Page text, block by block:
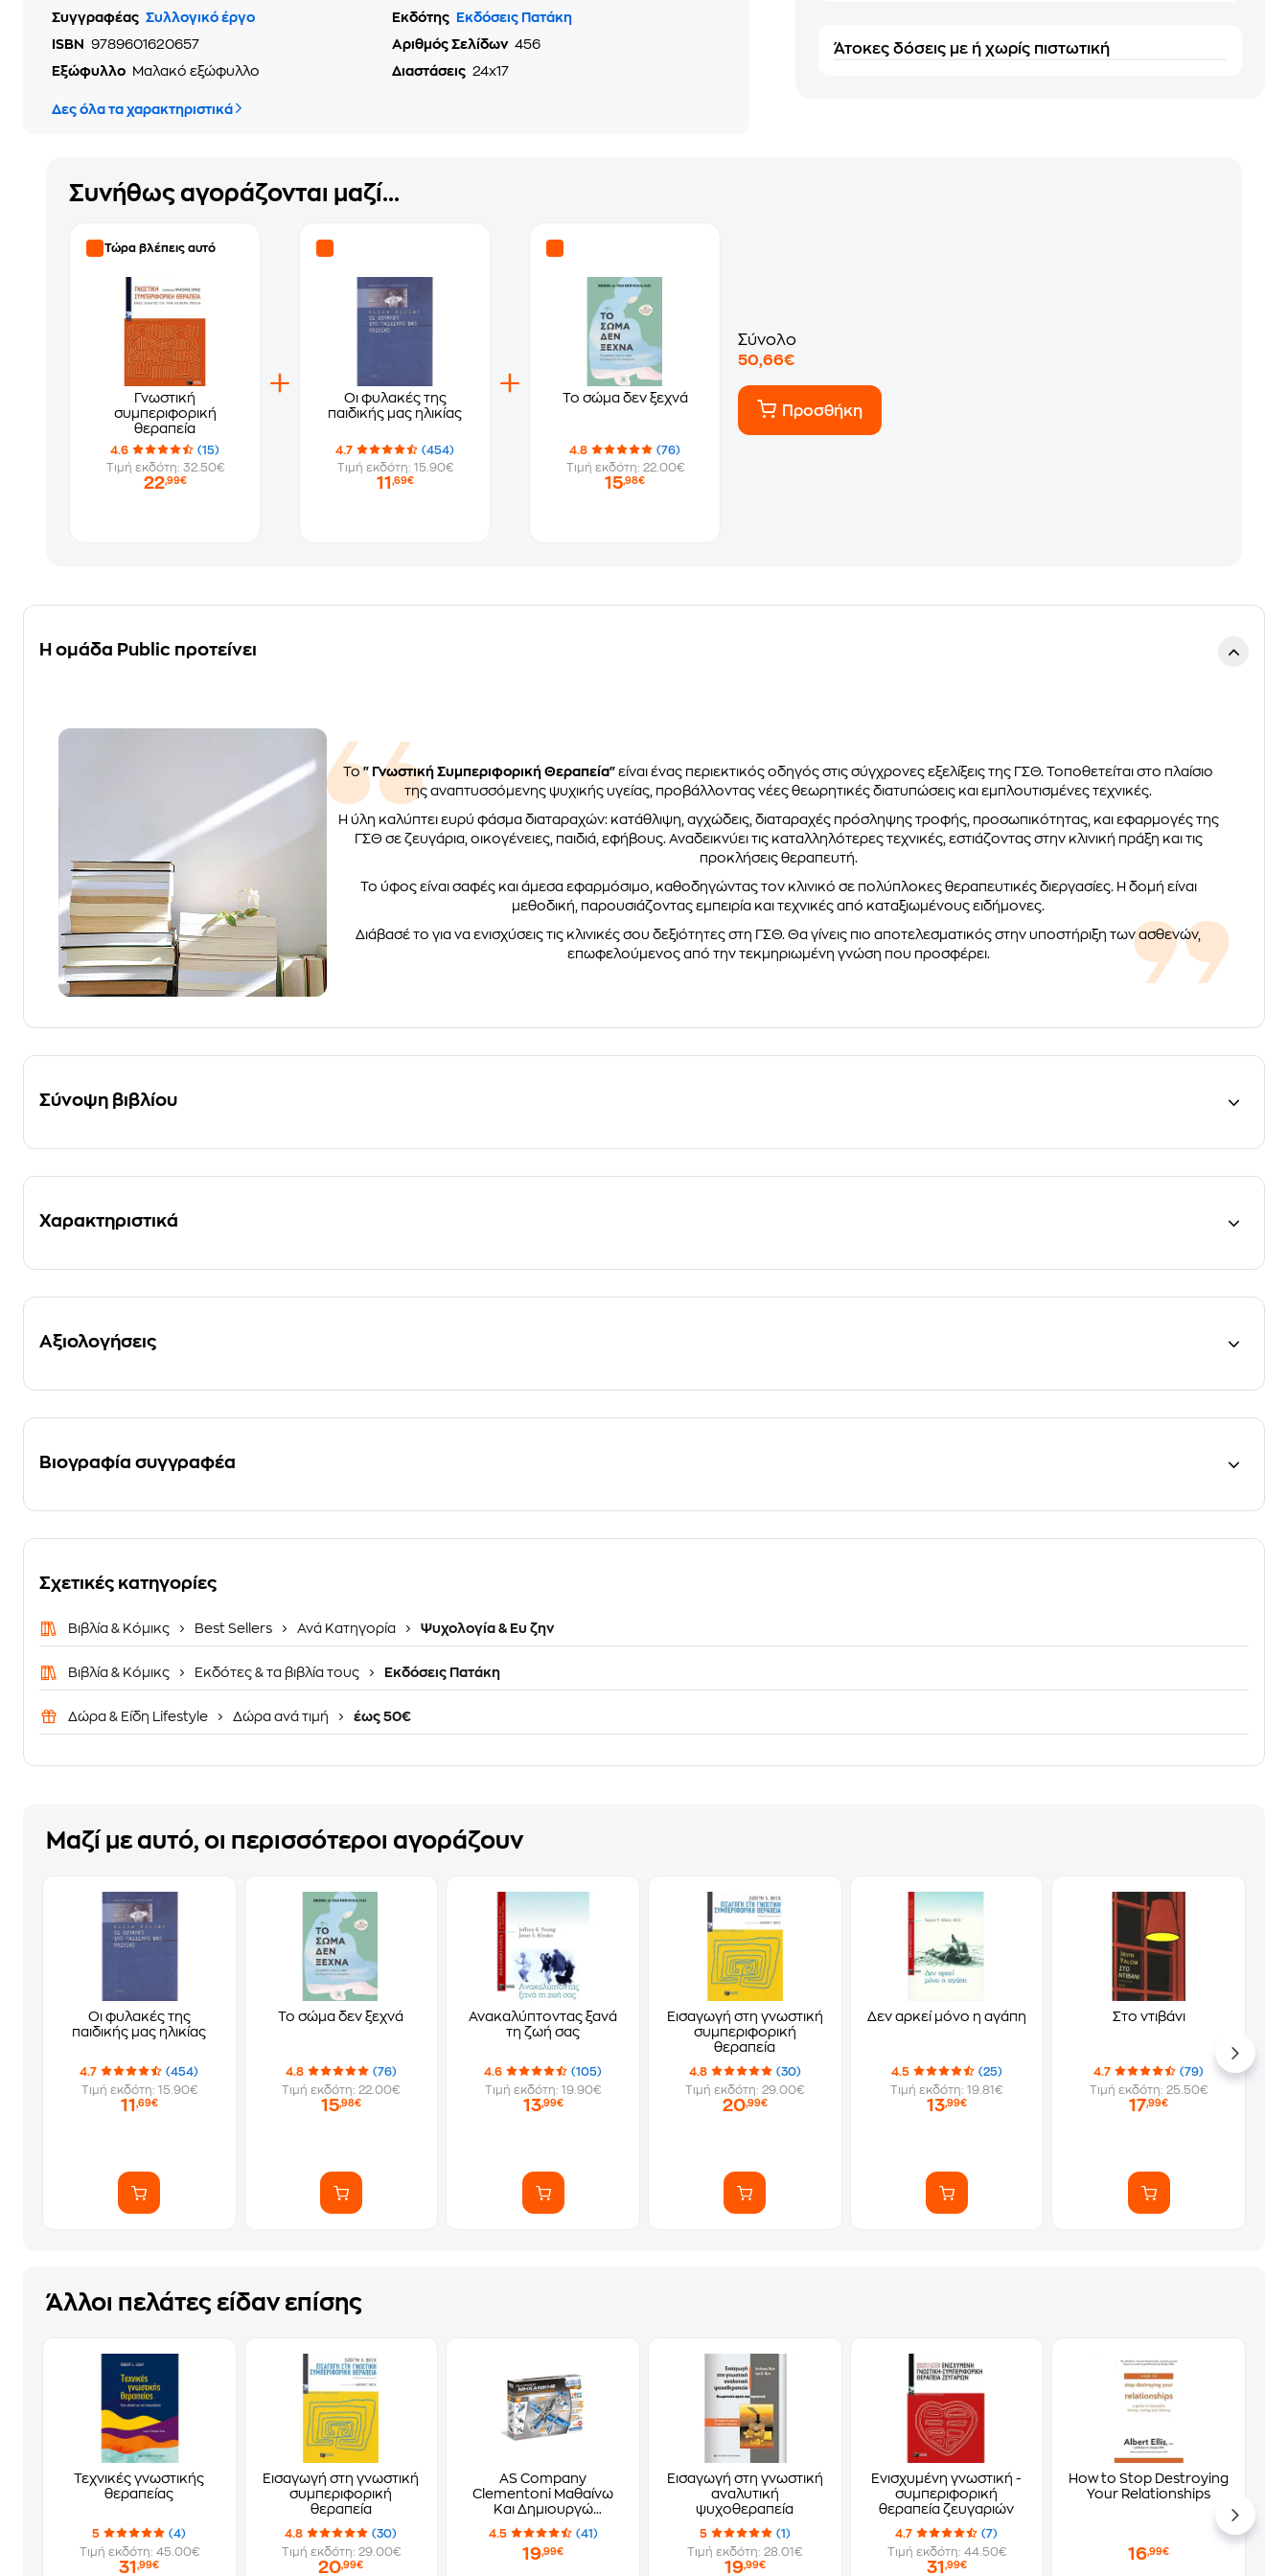
Συγγραφέας Συλλογικό έργο Εκδότης
Εκδόσεις Πατάκη
ISBN
9789601620657 Αριθμός Σελίδων 456
Εξώφυλλο
Μαλακό εξώφυλλο Διαστάσεις 24x17
Δες όλα τα χαρακτηριστικά
Άτοκες δόσεις με ή χωρίς πιστωτική
Συνήθως αγοράζονται μαζί...
Τώρα βλέπεις αυτό
Γνωστική
συμπεριφορική
θεραπεία
4.6
(15)
Τιμή εκδότη: 32.50€
22,99€
Οι φυλακές της
παιδικής μας ηλικίας
4.7
(454)
Τιμή εκδότη: 15.90€
11 ,69€
Το σώμα δεν ξεχνά
4.8
(76)
Τιμή εκδότη: 22.00€
15,98€
Σύνολο
50,66€
Προσθήκη
Η ομάδα Public προτείνει
Το"Γνωστική Συμπεριφορική Θεραπεία" είναι ένας περιεκτικός οδηγός στις σύγχρονες εξελίξεις της ΓΣΘ. Τοποθετείται στο πλαίσιο
της αναπτυσσόμενης ψυχικής υγείας, προβάλλοντας νέες θεωρητικές διατυπώσεις και εμπλουτισμένες τεχνικές.
Η ύλη καλύπτει ευρύ φάσμα διαταραχών: κατάθλιψη, αγχώδεις, διαταραχές πρόσληψης τροφής, προσωπικότητας, και εφαρμογές της
ΓΣΘ σε ζευγάρια, οικογένειες, παιδιά, εφήβους. Αναδεικνύει τις καταλληλότερες τεχνικές, εστιάζοντας στην κλινική πράξη και τις
προκλήσεις θεραπευτή.
Το ύφος είναι σαφές και άμεσα εφαρμόσιμο, καθοδηγώντας τον κλινικό σε πολύπλοκες θεραπευτικές διεργασίες. Η δομή είναι
μεθοδική, παρουσιάζοντας εμπειρία και τεχνικές από καταξιωμένους ειδήμονες.
Διάβασέ το για να ενισχύσεις τις κλινικές σου δεξιότητες στη ΓΣΘ. Θα γίνεις πιο αποτελεσματικός στην υποστήριξη των ασθενών,
επωφελούμενος από την τεκμηριωμένη γνώση που προσφέρει.
Σύνοψη βιβλίου
Χαρακτηριστικά
Αξιολογήσεις
Βιογραφία συγγραφέα
Σχετικές κατηγορίες
Βιβλία & Κόμικς Best Sellers Ανά Κατηγορία Ψυχολογία & Ευ ζην
Βιβλία & Κόμικς Εκδότες & τα βιβλία τους Εκδόσεις Πατάκη
Δώρα & Είδη Lifestyle Δώρα ανά τιμή έως 50€
Μαζί με αυτό, οι περισσότεροι αγοράζουν
Οι φυλακές της
παιδικής μας ηλικίας
4.7
(454)
Τιμή εκδότη: 15.90€
11 ,69€
Το σώμα δεν ξεχνά
4.8
(76)
Τιμή εκδότη: 22.00€
15,98€
Ανακαλύπτοντας ξανά
τη ζωή σας
4.6
(105)
Τιμή εκδότη: 19.90€
13,99€
Εισαγωγή στη γνωστική
συμπεριφορική
θεραπεία
4.8
(30)
Τιμή εκδότη: 29.00€
20,99€
Δεν αρκεί μόνο η αγάπη
4.5
(25)
Τιμή εκδότη: 19.81€
13,99€
Στο ντιβάνι
4.7
(79)
Τιμή εκδότη: 25.50€
17,99€
Άλλοι πελάτες είδαν επίσης
Τεχνικές γνωστικής
θεραπείας
5
(4)
Τιμή εκδότη: 45.00€
31,99€
Εισαγωγή στη γνωστική
συμπεριφορική
θεραπεία
4.8
(30)
Τιμή εκδότη: 29.00€
20,99€
AS Company
Clementoni Μαθαίνω
Και Δημιουργώ
Εργαστήριο Μηχανικής
- Αεροπλάνα Και
Ελικόπτερα
4.5 (41)
19,99€
Εισαγωγή στη γνωστική
αναλυτική
ψυχοθεραπεία
5
(1)
Τιμή εκδότη: 28.01€
19,99€
Ενισχυμένη γνωστική -
συμπεριφορική
θεραπεία ζευγαριών
4.7
(7)
Τιμή εκδότη: 44.50€
31 ,99€
How to Stop Destroying
Your Relationships
16,99€